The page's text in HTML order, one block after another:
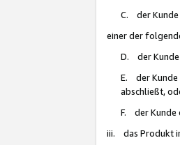
C. der Kunde
einer der
D. der Kunde
E. der Kunde
abschließt,
F. der Kunde
iii. das Produkt